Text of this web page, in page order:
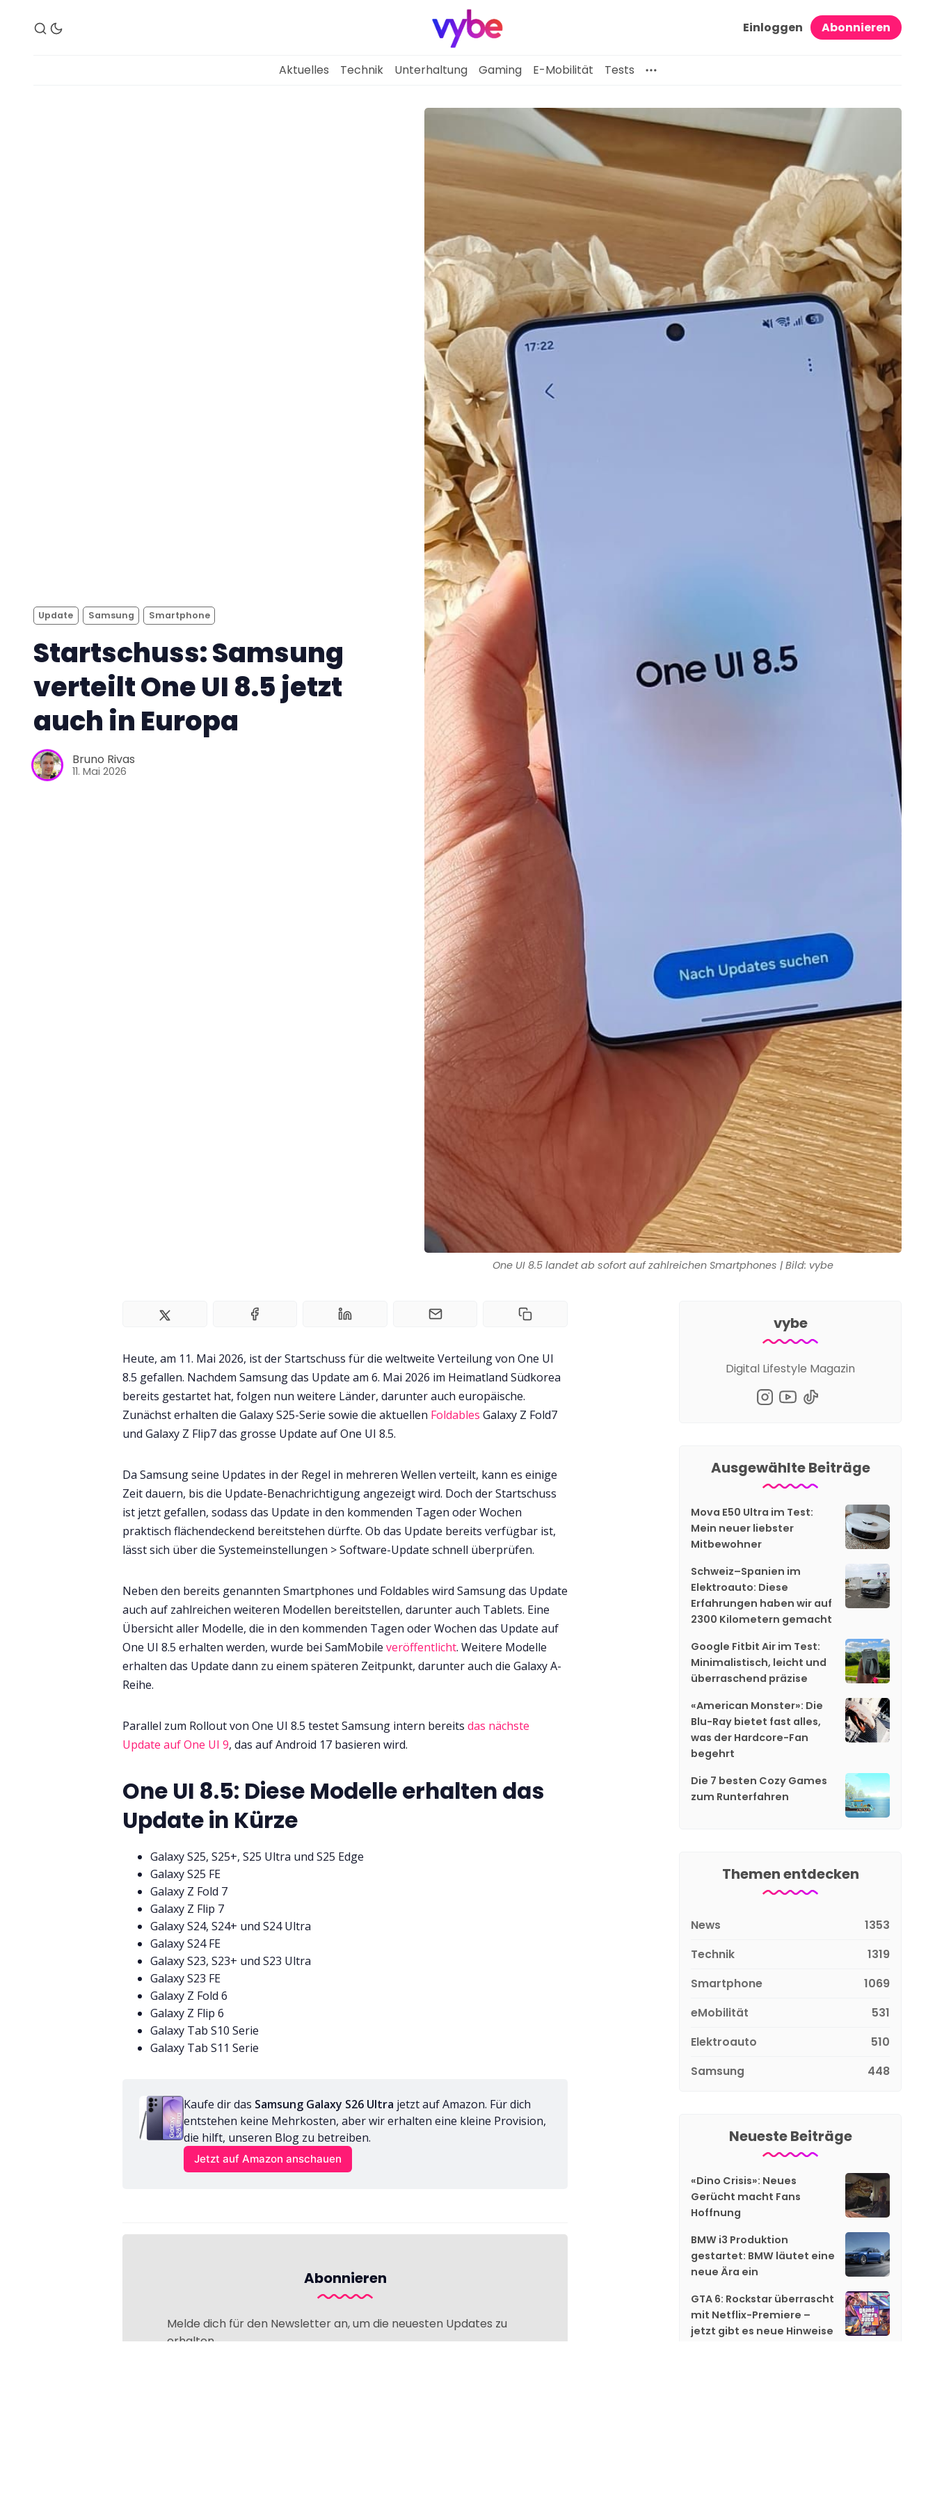
Gaming
E-Mobilität
Tests
Über uns
Team
Zusammenarbeit
Kontakt
Impressum
Einloggen Abonnieren
Aktuelles Technik Unterhaltung Gaming E-Mobilität Tests
One UI 8.5 landet ab sofort auf zahlreichen Smartphones | Bild: vybe
Update Samsung Smartphone
Startschuss: Samsung
verteilt One UI 8.5 jetzt
auch in Europa
Bruno Rivas
11. Mai 2026
Heute, am 11. Mai 2026, ist der Startschuss für die weltweite Verteilung von One UI
8.5 gefallen. Nachdem Samsung das Update am 6. Mai 2026 im Heimatland Südkorea
bereits gestartet hat, folgen nun weitere Länder, darunter auch europäische.
Zunächst erhalten die Galaxy S25-Serie sowie die aktuellen Foldables Galaxy Z Fold7
und Galaxy Z Flip7 das grosse Update auf One UI 8.5.
Da Samsung seine Updates in der Regel in mehreren Wellen verteilt, kann es einige
Zeit dauern, bis die Update-Benachrichtigung angezeigt wird. Doch der Startschuss
ist jetzt gefallen, sodass das Update in den kommenden Tagen oder Wochen
praktisch flächendeckend bereitstehen dürfte. Ob das Update bereits verfügbar ist,
lässt sich über die Systemeinstellungen > Software-Update schnell überprüfen.
Neben den bereits genannten Smartphones und Foldables wird Samsung das Update
auch auf zahlreichen weiteren Modellen bereitstellen, darunter auch Tablets. Eine
Übersicht aller Modelle, die in den kommenden Tagen oder Wochen das Update auf
One UI 8.5 erhalten werden, wurde bei SamMobile veröffentlicht. Weitere Modelle
erhalten das Update dann zu einem späteren Zeitpunkt, darunter auch die Galaxy A-
Reihe.
Parallel zum Rollout von One UI 8.5 testet Samsung intern bereits das nächste
Update auf One UI 9, das auf Android 17 basieren wird.
One UI 8.5: Diese Modelle erhalten das
Update in Kürze
Galaxy S25, S25+, S25 Ultra und S25 Edge
Galaxy S25 FE
Galaxy Z Fold 7
Galaxy Z Flip 7
Galaxy S24, S24+ und S24 Ultra
Galaxy S24 FE
Galaxy S23, S23+ und S23 Ultra
Galaxy S23 FE
Galaxy Z Fold 6
Galaxy Z Flip 6
Galaxy Tab S10 Serie
Galaxy Tab S11 Serie
Kaufe dir das Samsung Galaxy S26 Ultra jetzt auf Amazon. Für dich
entstehen keine Mehrkosten, aber wir erhalten eine kleine Provision,
die hilft, unseren Blog zu betreiben.
Jetzt auf Amazon anschauen
Abonnieren
Melde dich für den Newsletter an, um die neuesten Updates zu
erhalten.
vybe
Digital Lifestyle Magazin
Ausgewählte Beiträge
Mova E50 Ultra im Test:
Mein neuer liebster
Mitbewohner
Schweiz–Spanien im
Elektroauto: Diese
Erfahrungen haben wir auf
2300 Kilometern gemacht
Google Fitbit Air im Test:
Minimalistisch, leicht und
überraschend präzise
«American Monster»: Die
Blu-Ray bietet fast alles,
was der Hardcore-Fan
begehrt
Die 7 besten Cozy Games
zum Runterfahren
Themen entdecken
News
1353
Technik
1319
Smartphone
1069
eMobilität
531
Elektroauto
510
Samsung
448
Neueste Beiträge
«Dino Crisis»: Neues
Gerücht macht Fans
Hoffnung
BMW i3 Produktion
gestartet: BMW läutet eine
neue Ära ein
GTA 6: Rockstar überrascht
mit Netflix-Premiere –
jetzt gibt es neue Hinweise